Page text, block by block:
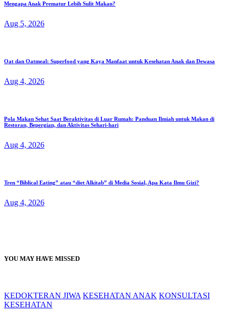
Mengapa Anak Prematur Lebih Sulit Makan?
Aug 5, 2026
Oat dan Oatmeal: Superfood yang Kaya Manfaat untuk Kesehatan Anak dan Dewasa
Aug 4, 2026
Pola Makan Sehat Saat Beraktivitas di Luar Rumah: Panduan Ilmiah untuk Makan di
Restoran, Bepergian, dan Aktivitas Sehari-hari
Aug 4, 2026
Tren “Biblical Eating” atau “diet Alkitab” di Media Sosial, Apa Kata Ilmu Gizi?
Aug 4, 2026
YOU MAY HAVE MISSED
KEDOKTERAN JIWA KESEHATAN ANAK KONSULTASI
KESEHATAN